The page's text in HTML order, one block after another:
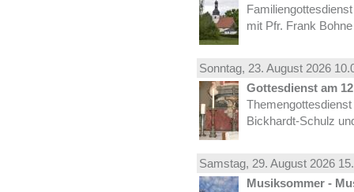
mit Pfr. Frank
Sonntag, 23. August 2026
Gottesdienst am
Bickhardt-Schulz
Samstag, 29. August 2026
Musiksommer -